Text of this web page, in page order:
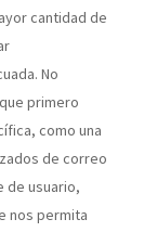
cantidad de
No
primero
como una
de correo
de usuario,
nos permita